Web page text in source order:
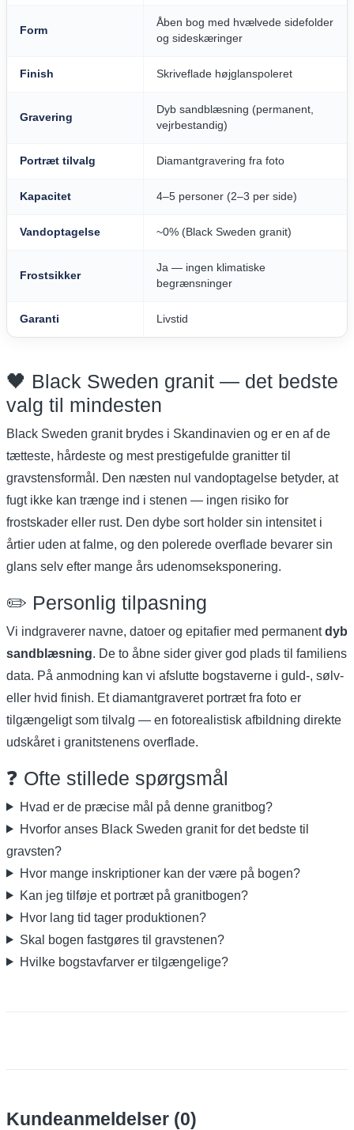
Form
Åben bog med hvælvede sidefolder
og sideskæringer
Finish Skriveflade højglanspoleret
Gravering
Dyb sandblæsning (permanent,
vejrbestandig)
Portræt tilvalg Diamantgravering fra foto
Kapacitet 4–5 personer (2–3 per side)
Vandoptagelse ~0% (Black Sweden granit)
Frostsikker
Ja — ingen klimatiske
begrænsninger
Garanti Livstid
🖤 Black Sweden granit — det bedste
valg til mindesten
Black Sweden granit brydes i Skandinavien og er en af de
tætteste, hårdeste og mest prestigefulde granitter til
gravstensformål. Den næsten nul vandoptagelse betyder, at
fugt ikke kan trænge ind i stenen — ingen risiko for
frostskader eller rust. Den dybe sort holder sin intensitet i
årtier uden at falme, og den polerede overflade bevarer sin
glans selv efter mange års udenomseksponering.
✏️ Personlig tilpasning
Vi indgraverer navne, datoer og epitafier med permanentdyb
sandblæsning. De to åbne sider giver god plads til familiens
data. På anmodning kan vi afslutte bogstaverne i guld-, sølv-
eller hvid finish. Et diamantgraveret portræt fra foto er
tilgængeligt som tilvalg — en fotorealistisk afbildning direkte
udskåret i granitstenens overflade.
❓ Ofte stillede spørgsmål
Hvad er de præcise mål på denne granitbog?
Hvorfor anses Black Sweden granit for det bedste til
gravsten?
Hvor mange inskriptioner kan der være på bogen?
Kan jeg tilføje et portræt på granitbogen?
Hvor lang tid tager produktionen?
Skal bogen fastgøres til gravstenen?
Hvilke bogstavfarver er tilgængelige?
Kundeanmeldelser (0)